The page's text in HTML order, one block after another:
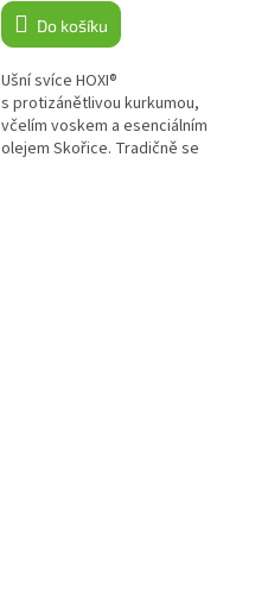
Do košíku
Ušní svíce HOXI®
s protizánětlivou kurkumou,
včelím voskem a esenciálním
olejem Skořice. Tradičně se